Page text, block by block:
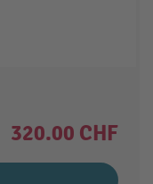
320.00 CHF